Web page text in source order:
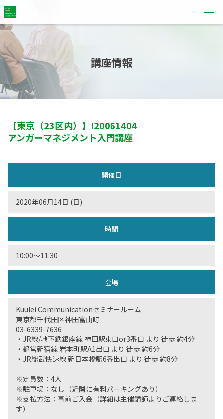
講座情報
【東京（23区内）】 I20061404
アンガーマネジメント入門講座
開催日
2020年06月14日 (日)
時間
10:00〜11:30
会場
Kuulei Communicationセミナールーム
東京都千代田区神田富山町
03-6339-7636
・JR線/地下鉄銀座線 神田駅東口or3番口 より 徒歩 約4分
・都営新宿線 岩本町駅A1出口 より 徒歩 約6分
・JR総武快速線 新日本橋駅6番出口 より 徒歩 約8分
※定員数：4人
※駐車場：なし（近隣に有料パーキングあり）
※支払方法：事前ご入金（詳細は主催講師よりご連絡しま
す）